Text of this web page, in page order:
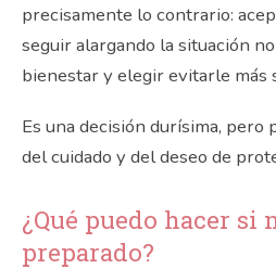
precisamente lo contrario:
seguir alargando la situación
bienestar y elegir evitarle más
Es una decisión durísima, pero
del cuidado y del deseo de
¿Qué puedo hacer si
preparado?